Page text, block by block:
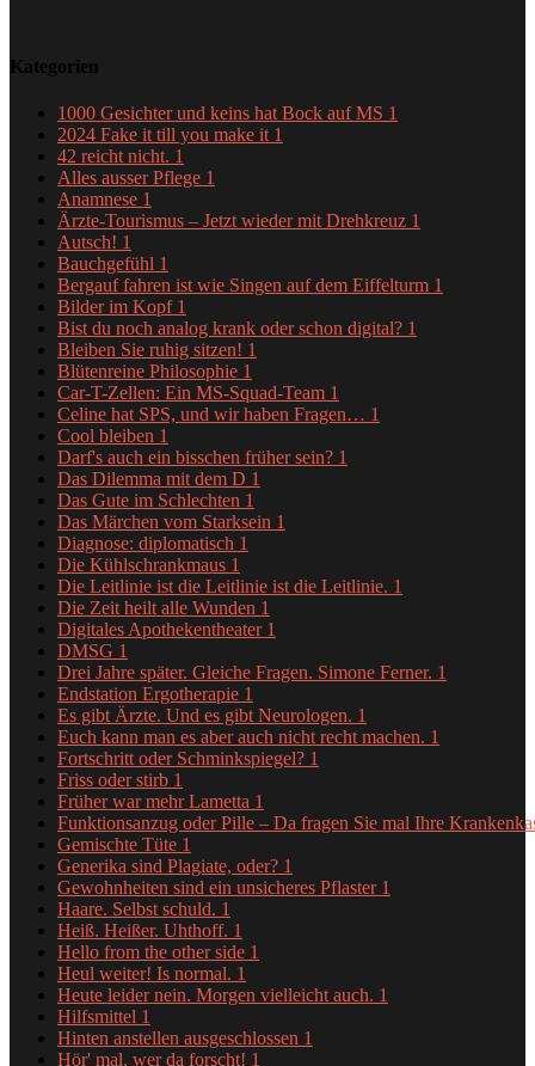
Kategorien
1000 Gesichter und keins hat Bock auf MS 1
2024 Fake it till you make it 1
42 reicht nicht. 1
Alles ausser Pflege 1
Anamnese 1
Ärzte-Tourismus – Jetzt wieder mit Drehkreuz 1
Autsch! 1
Bauchgefühl 1
Bergauf fahren ist wie Singen auf dem Eiffelturm 1
Bilder im Kopf 1
Bist du noch analog krank oder schon digital? 1
Bleiben Sie ruhig sitzen! 1
Blütenreine Philosophie 1
Car-T-Zellen: Ein MS-Squad-Team 1
Celine hat SPS, und wir haben Fragen… 1
Cool bleiben 1
Darf's auch ein bisschen früher sein? 1
Das Dilemma mit dem D 1
Das Gute im Schlechten 1
Das Märchen vom Starksein 1
Diagnose: diplomatisch 1
Die Kühlschrankmaus 1
Die Leitlinie ist die Leitlinie ist die Leitlinie. 1
Die Zeit heilt alle Wunden 1
Digitales Apothekentheater 1
DMSG 1
Drei Jahre später. Gleiche Fragen. Simone Ferner. 1
Endstation Ergotherapie 1
Es gibt Ärzte. Und es gibt Neurologen. 1
Euch kann man es aber auch nicht recht machen. 1
Fortschritt oder Schminkspiegel? 1
Friss oder stirb 1
Früher war mehr Lametta 1
Funktionsanzug oder Pille – Da fragen Sie mal Ihre
Gemischte Tüte 1
Generika sind Plagiate, oder? 1
Gewohnheiten sind ein unsicheres Pflaster 1
Haare. Selbst schuld. 1
Heiß. Heißer. Uhthoff. 1
Hello from the other side 1
Heul weiter! Is normal. 1
Heute leider nein. Morgen vielleicht auch. 1
Hilfsmittel 1
Hinten anstellen ausgeschlossen 1
Hör' mal, wer da forscht! 1